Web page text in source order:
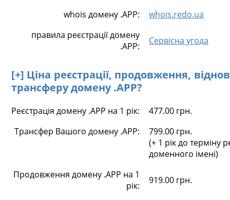
whois домену .APP:
whois.redo.ua
правила реєстрації домену
.APP:
Сервісна угода
[+] Ціна реєстрації, продовження,
трансферу домену .APP?
Реєстрація домену .APP на 1 рік:
477.00 грн.
Трансфер Вашого домену .APP:
799.00 грн.
(+ 1 рік до терміну
доменного імені)
Продовження домену .APP на 1
рік:
919.00 грн.